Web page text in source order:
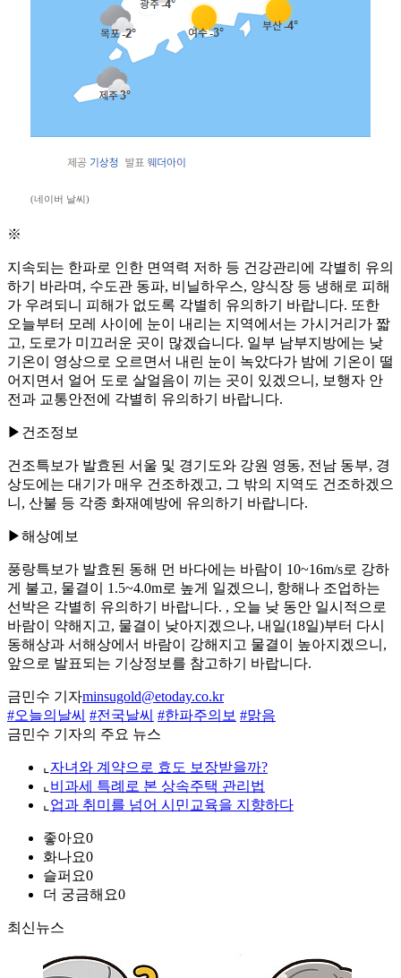
(네이버 날씨)
※
지속되는 한파로 인한 면역력 저하 등 건강관리에 각별히 유의
하기 바라며, 수도관 동파, 비닐하우스, 양식장 등 냉해로 피해
가 우려되니 피해가 없도록 각별히 유의하기 바랍니다. 또한
오늘부터 모레 사이에 눈이 내리는 지역에서는 가시거리가 짧
고, 도로가 미끄러운 곳이 많겠습니다. 일부 남부지방에는 낮
기온이 영상으로 오르면서 내린 눈이 녹았다가 밤에 기온이 떨
어지면서 얼어 도로 살얼음이 끼는 곳이 있겠으니, 보행자 안
전과 교통안전에 각별히 유의하기 바랍니다.
▶건조정보
건조특보가 발효된 서울 및 경기도와 강원 영동, 전남 동부, 경
상도에는 대기가 매우 건조하겠고, 그 밖의 지역도 건조하겠으
니, 산불 등 각종 화재예방에 유의하기 바랍니다.
▶해상예보
풍랑특보가 발효된 동해 먼 바다에는 바람이 10~16m/s로 강하
게 불고, 물결이 1.5~4.0m로 높게 일겠으니, 항해나 조업하는
선박은 각별히 유의하기 바랍니다. , 오늘 낮 동안 일시적으로
바람이 약해지고, 물결이 낮아지겠으나, 내일(18일)부터 다시
동해상과 서해상에서 바람이 강해지고 물결이 높아지겠으니,
앞으로 발표되는 기상정보를 참고하기 바랍니다.
금민수 기자minsugold@etoday.co.kr
#오늘의날씨 #전국날씨 #한파주의보 #맑음
금민수 기자의 주요 뉴스
⌞ 자녀와 계약으로 효도 보장받을까?
⌞ 비과세 특례로 본 상속주택 관리법
⌞ 업과 취미를 넘어 시민교육을 지향하다
좋아요0
화나요0
슬퍼요0
더 궁금해요0
최신뉴스